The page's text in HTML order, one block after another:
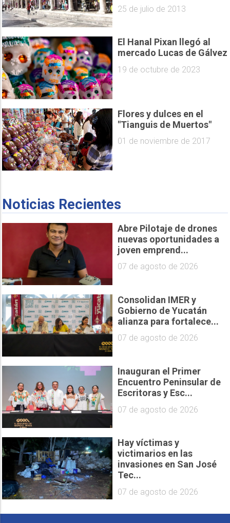
25 de julio de 2013
El Hanal Pixan llegó al
mercado Lucas de Gálvez
19 de octubre de 2023
Flores y dulces en el
"Tianguis de Muertos"
01 de noviembre de 2017
Noticias Recientes
Abre Pilotaje de drones
nuevas oportunidades a
joven emprend...
07 de agosto de 2026
Consolidan IMER y
Gobierno de Yucatán
alianza para fortalece...
07 de agosto de 2026
Inauguran el Primer
Encuentro Peninsular de
Escritoras y Esc...
07 de agosto de 2026
Hay víctimas y
victimarios en las
invasiones en San José
Tec...
07 de agosto de 2026